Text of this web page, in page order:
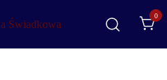
na Waszych zasadach
0